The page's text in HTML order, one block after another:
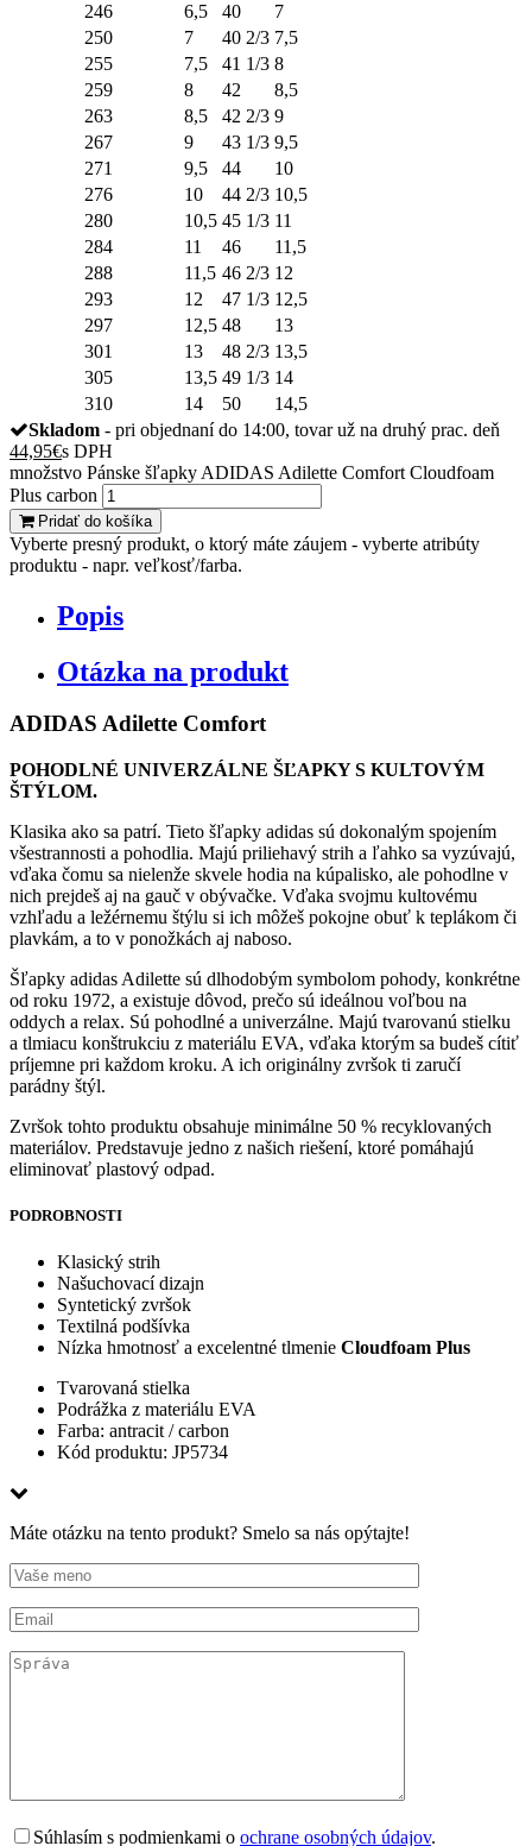
246
6,5 40
7
250
7 40 2/3 7,5
255
7,5 41 1/3 8
259
8 42
8,5
263
8,5 42 2/3 9
267
9 43 1/3 9,5
271
9,5 44
10
276
10 44 2/3 10,5
280
10,5 45 1/3 11
284
11 46
11,5
288
11,5 46 2/3 12
293
12 47 1/3 12,5
297
12,5 48
13
301
13 48 2/3 13,5
305
13,5 49 1/3 14
310
14 50
14,5
Skladom - pri objednaní do 14:00, tovar už na druhý prac. deň
44,95€s DPH
množstvo Pánske šľapky ADIDAS Adilette Comfort Cloudfoam
Plus carbon
Pridať do košíka
Vyberte presný produkt, o ktorý máte záujem - vyberte atribúty
produktu - napr. veľkosť/farba.
Popis
Otázka na produkt
ADIDAS Adilette Comfort
POHODLNÉ UNIVERZÁLNE ŠĽAPKY S KULTOVÝM
ŠTÝLOM.
Klasika ako sa patrí. Tieto šľapky adidas sú dokonalým spojením
všestrannosti a pohodlia. Majú priliehavý strih a ľahko sa vyzúvajú,
vďaka čomu sa nielenže skvele hodia na kúpalisko, ale pohodlne v
nich prejdeš aj na gauč v obývačke. Vďaka svojmu kultovému
vzhľadu a ležérnemu štýlu si ich môžeš pokojne obuť k teplákom či
plavkám, a to v ponožkách aj naboso.
Šľapky adidas Adilette sú dlhodobým symbolom pohody, konkrétne
od roku 1972, a existuje dôvod, prečo sú ideálnou voľbou na
oddych a relax. Sú pohodlné a univerzálne. Majú tvarovanú stielku
a tlmiacu konštrukciu z materiálu EVA, vďaka ktorým sa budeš cítiť
príjemne pri každom kroku. A ich originálny zvršok ti zaručí
parádny štýl.
Zvršok tohto produktu obsahuje minimálne 50 % recyklovaných
materiálov. Predstavuje jedno z našich riešení, ktoré pomáhajú
eliminovať plastový odpad.
PODROBNOSTI
Klasický strih
Našuchovací dizajn
Syntetický zvršok
Textilná podšívka
Nízka hmotnosť a excelentné tlmenie Cloudfoam Plus
Tvarovaná stielka
Podrážka z materiálu EVA
Farba: antracit / carbon
Kód produktu: JP5734
Máte otázku na tento produkt? Smelo sa nás opýtajte!
Súhlasím s podmienkami o ochrane osobných údajov.